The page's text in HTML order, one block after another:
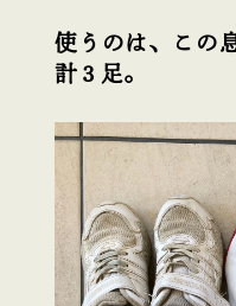
使うのは、この
計３足。